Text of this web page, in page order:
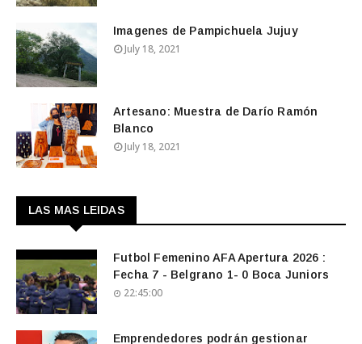
Imagenes de Pampichuela Jujuy
July 18, 2021
Artesano: Muestra de Darío Ramón
Blanco
July 18, 2021
LAS MAS LEIDAS
Futbol Femenino AFA Apertura 2026 :
Fecha 7 - Belgrano 1- 0 Boca Juniors
22:45:00
Emprendedores podrán gestionar